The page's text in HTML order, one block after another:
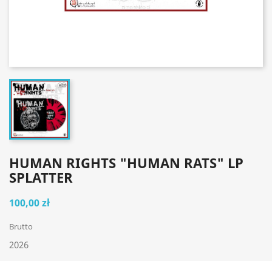
HUMAN RIGHTS "HUMAN RATS" LP
SPLATTER
100,00 zł
Brutto
2026